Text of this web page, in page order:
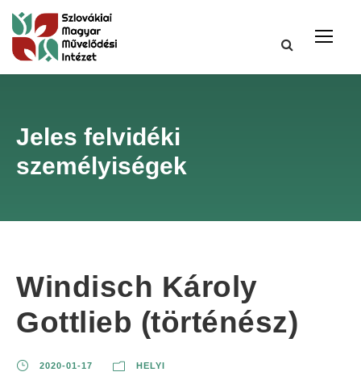
Jeles felvidéki
személyiségek
Windisch Károly
Gottlieb (történész)
2020-01-17 HELYI